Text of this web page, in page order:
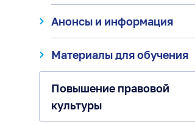
Анонсы и информация
Материалы для обучения
Повышение правовой
культуры